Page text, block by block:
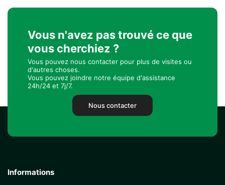
Vous n'avez pas trouvé ce que
vous cherchiez ?
Vous pouvez nous contacter pour plus de visites ou
d'autres choses.
Vous pouvez joindre notre équipe d'assistance
24h/24 et 7j/7.
Nous contacter
Informations